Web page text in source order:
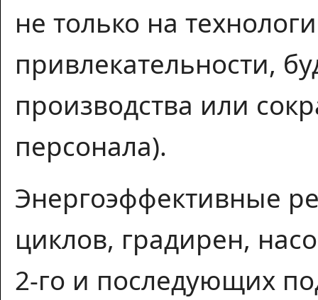
не только на
привлекательности,
производства или
персонала).
Энергоэффективные
циклов, градирен,
2-го и последующих